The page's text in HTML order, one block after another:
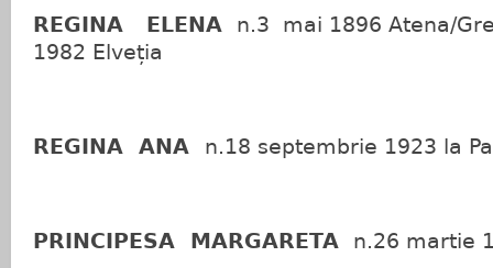
REGINA ELENA
n.3 mai 1896 Atena/
1982 Elveția
REGINA ANA n.18 septembrie 1923 la
PRINCIPESA MARGARETA n.26 martie